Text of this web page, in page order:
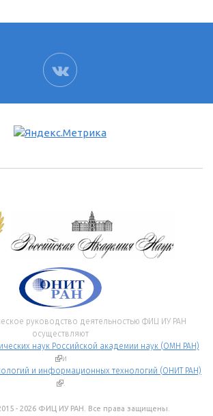
ВК
руководство деятельностью ФИЦ ИУ РАН
осуществляют
наук Российской академии наук (ОМН РАН)
(внешняя ссылка)
и
и информационных технологий (ОНИТ РАН)
(внешняя ссылка)
.
- 2026 ФИЦ ИУ РАН. Все права защищены.